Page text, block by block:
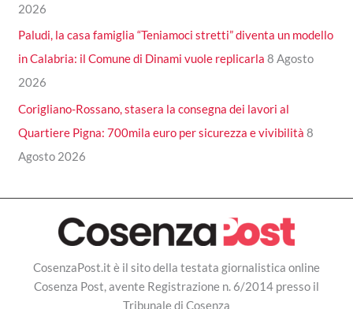
2026
Paludi, la casa famiglia “Teniamoci stretti” diventa un modello
in Calabria: il Comune di Dinami vuole replicarla 8 Agosto
2026
Corigliano-Rossano, stasera la consegna dei lavori al
Quartiere Pigna: 700mila euro per sicurezza e vivibilità 8
Agosto 2026
CosenzaPost.it è il sito della testata giornalistica online
Cosenza Post, avente Registrazione n. 6/2014 presso il
Tribunale di Cosenza